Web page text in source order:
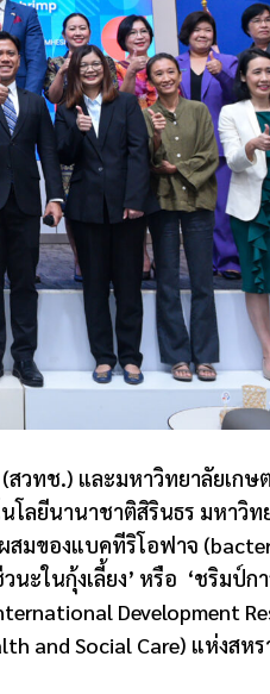
วทช.) และมหาวิทยาลัยเกษ
โลยีนานาชาติสิรินธร มหาวิท
มของแบคทีริโอฟาจ (
ะในกุ้งเลี้ยง’ หรือ ‘ชริมป์กา
Development
and Social Care) แห่งสห